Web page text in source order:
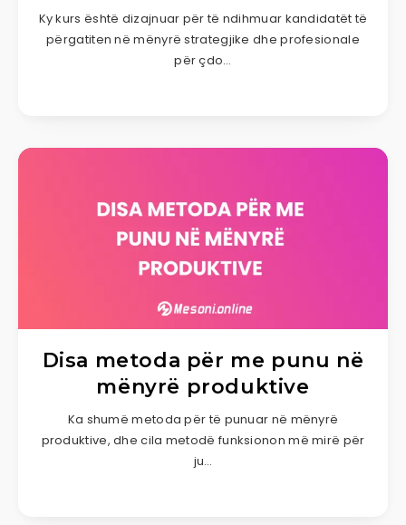
Ky kurs është dizajnuar për të ndihmuar kandidatët të
përgatiten në mënyrë strategjike dhe profesionale
për çdo…
Disa metoda për me punu në
mënyrë produktive
Ka shumë metoda për të punuar në mënyrë
produktive, dhe cila metodë funksionon më mirë për
ju…